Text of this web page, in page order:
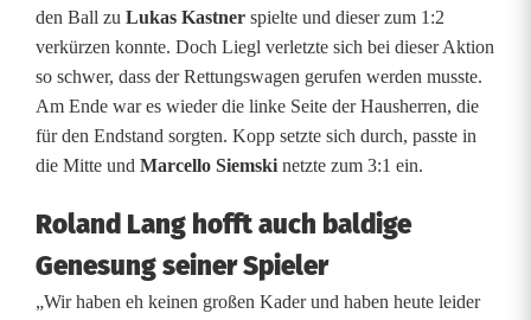
s
l
i
g
a
u
n
den Ball zu Lukas Kastner spielte und dieser zum 1:2
verkürzen konnte. Doch Liegl verletzte sich bei dieser Aktion
so schwer, dass der Rettungswagen gerufen werden musste.
Am Ende war es wieder die linke Seite der Hausherren, die
für den Endstand sorgten. Kopp setzte sich durch, passte in
die Mitte und Marcello Siemski netzte zum 3:1 ein.
Roland Lang hofft auch baldige
Genesung seiner Spieler
„Wir haben eh keinen großen Kader und haben heute leider